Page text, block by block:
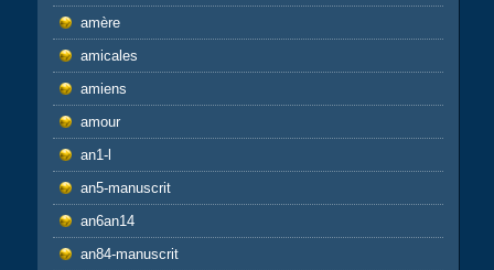
amère
amicales
amiens
amour
an1-l
an5-manuscrit
an6an14
an84-manuscrit